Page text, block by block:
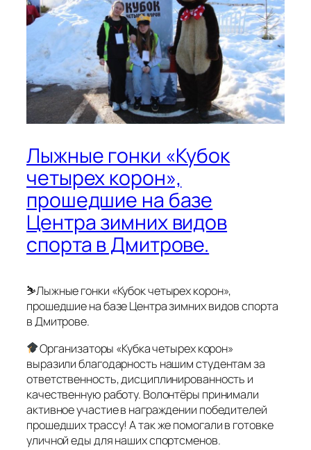
Лыжные гонки «Кубок
четырех корон»,
прошедшие на базе
Центра зимних видов
спорта в Дмитрове.
⛷️Лыжные гонки «Кубок четырех корон»,
прошедшие на базе Центра зимних видов спорта
в Дмитрове.
Организаторы «Кубка четырех корон»
выразили благодарность нашим студентам за
ответственность, дисциплинированность и
качественную работу. Волонтёры принимали
активное участие в награждении победителей
прошедших трассу! А так же помогали в готовке
уличной еды для наших спортсменов.